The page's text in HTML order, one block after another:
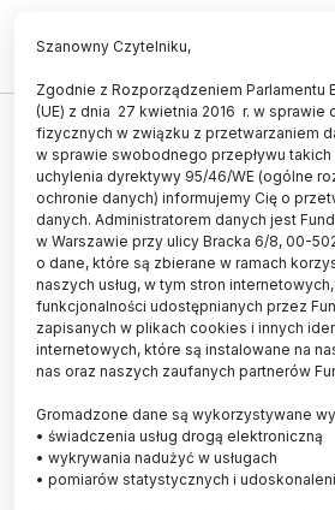
UCZELNIE I INSTYTUCJE
Badanie: na tle
humaniści rzadko
angielsku
27.03.2018
aktualizacja: 27.03.2018
3 minuty czytania
Szanowny Czytelniku,
Zgodnie z Rozporządzeniem Parlamentu
(UE) z dnia 27 kwietnia 2016 r. w sprawie
fizycznych w związku z przetwarzaniem
w sprawie swobodnego przepływu takich
uchylenia dyrektywy 95/46/WE (ogólne
ochronie danych) informujemy Cię o
danych. Administratorem danych jest
w Warszawie przy ulicy Bracka 6/8, 00-
o dane, które są zbierane w ramach
naszych usług, w tym stron
funkcjonalności udostępnianych przez
zapisanych w plikach cookies i innych
internetowych, które są instalowane na
nas oraz naszych zaufanych partnerów
Gromadzone dane są wykorzystywane
• świadczenia usług drogą elektroniczną
• wykrywania nadużyć w usługach
• pomiarów statystycznych i